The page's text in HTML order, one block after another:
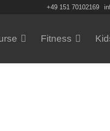
+49 151 70102169
Fitness